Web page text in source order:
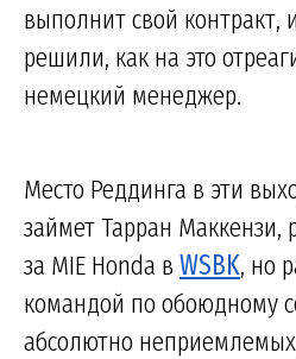
выполнит свой контракт,
решили, как на это
немецкий менеджер.
Место Реддинга в эти
займет Тарран Маккензи,
за MIE Honda в WSBK, но
командой по обоюдному
абсолютно неприемлемых